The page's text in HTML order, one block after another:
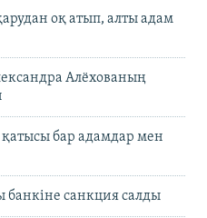
оқ атып, алты адам
Алёхованың
бар адамдар мен
банкіне санкция салды